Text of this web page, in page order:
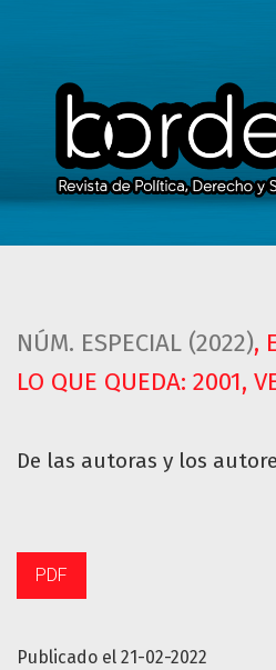
NÚM. ESPECIAL (2022),
LO QUE QUEDA: 2001,
De las autoras y los
Publicado el 21-02-2022
PDF